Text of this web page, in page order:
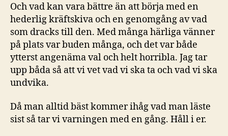
Och vad kan vara bättre än att börja med en
hederlig kräftskiva och en genomgång av vad
som dracks till den. Med många härliga vänner
på plats var buden många, och det var både
ytterst angenäma val och helt horribla. Jag tar
upp båda så att vi vet vad vi ska ta och vad vi ska
undvika.
Då man alltid bäst kommer ihåg vad man läste
sist så tar vi varningen med en gång. Håll i er.